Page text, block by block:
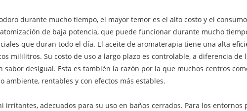
durante mucho tiempo, el mayor temor es el alto costo y el
de baja potencia, que puede funcionar durante mucho
que duran todo el día. El aceite de aromaterapia tiene una alta
mililitros. Su costo de uso a largo plazo es controlable, a diferencia de
desigual. Esta es también la razón por la que muchos centros
ambiente, rentables y con efectos más estables.
adecuados para su uso en baños cerrados. Para los entornos